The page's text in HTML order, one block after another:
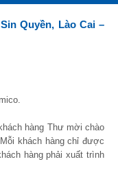
Quyền, Lào Cai –
hàng Thư mời chào
khách hàng chỉ được
hàng phải xuất trình